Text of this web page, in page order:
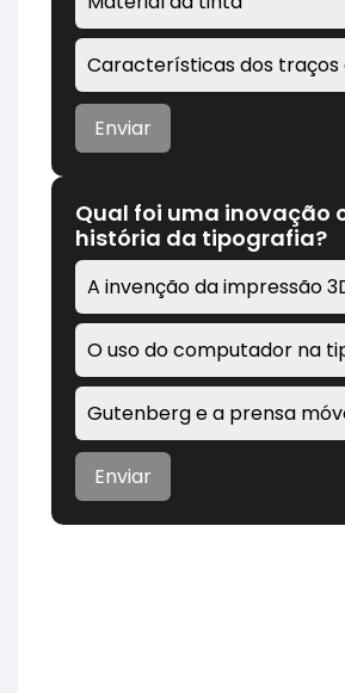
Características dos traços
Enviar
Qual foi uma inovação
história da tipografia?
A invenção da impressão
O uso do computador na
Gutenberg e a prensa
Enviar